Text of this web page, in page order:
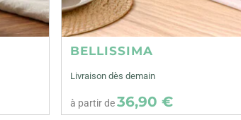
BELLISSIMA
Livraison dès demain
à partir de36,90 €